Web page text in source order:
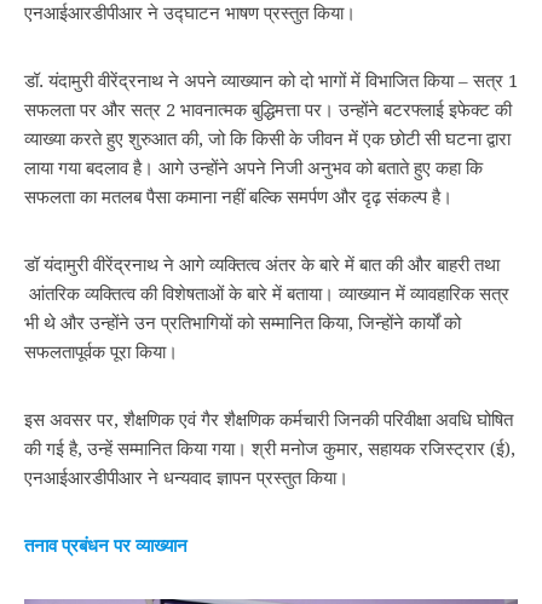
एनआईआरडीपीआर ने उद्घाटन भाषण प्रस्‍तुत किया।
डॉ. यंदामुरी वीरेंद्रनाथ ने अपने व्याख्यान को दो भागों में विभाजित किया – सत्र 1
सफलता पर और सत्र 2 भावनात्मक बुद्धिमत्ता पर। उन्होंने बटरफ्लाई इफेक्ट की
व्याख्या करते हुए शुरुआत की, जो कि किसी के जीवन में एक छोटी सी घटना द्वारा
लाया गया बदलाव है। आगे उन्होंने अपने निजी अनुभव को बताते हुए कहा कि
सफलता का मतलब पैसा कमाना नहीं बल्कि समर्पण और दृढ़ संकल्प है।
डॉ यंदामुरी वीरेंद्रनाथ ने आगे व्यक्तित्व अंतर के बारे में बात की और बाहरी तथा
आंतरिक व्यक्तित्व की विशेषताओं के बारे में बताया। व्याख्यान में व्यावहारिक सत्र
भी थे और उन्होंने उन प्रतिभागियों को सम्मानित किया, जिन्होंने कार्यों को
सफलतापूर्वक पूरा किया।
इस अवसर पर, शैक्षणिक एवं गैर शैक्षणिक कर्मचारी जिनकी परिवीक्षा अवधि घोषित
की गई है, उन्हें सम्मानित किया गया। श्री मनोज कुमार, सहायक रजिस्‍ट्रार (ई),
एनआईआरडीपीआर ने धन्यवाद ज्ञापन प्रस्‍तुत किया।
तनाव प्रबंधन पर व्याख्यान